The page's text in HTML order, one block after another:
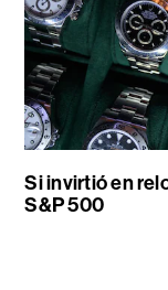
Si invirtió en
S&P 500